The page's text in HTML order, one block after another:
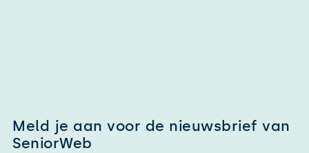
Meld je aan voor de nieuwsbrief van
SeniorWeb